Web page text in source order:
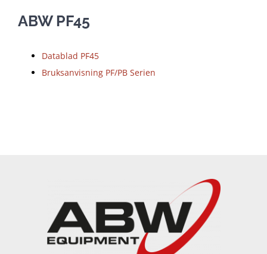
ABW PF45
Datablad PF45
Bruksanvisning PF/PB Serien